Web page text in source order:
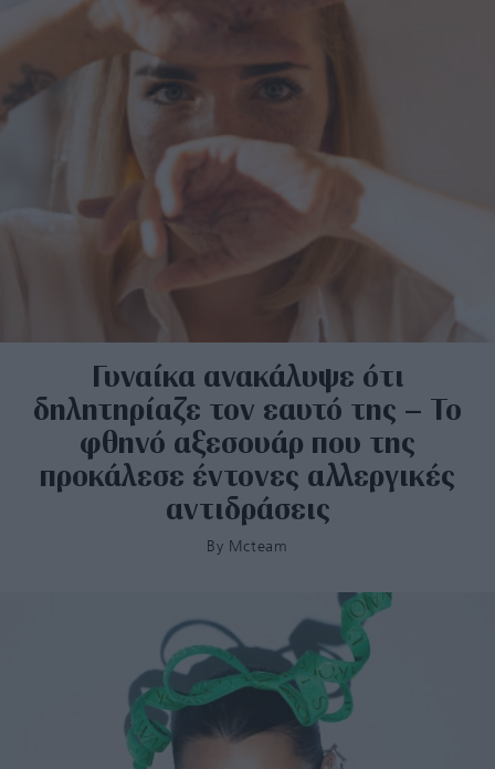
Γυναίκα ανακάλυψε ότι
δηλητηρίαζε τον εαυτό της – Το
φθηνό αξεσουάρ που της
προκάλεσε έντονες αλλεργικές
αντιδράσεις
By Mcteam